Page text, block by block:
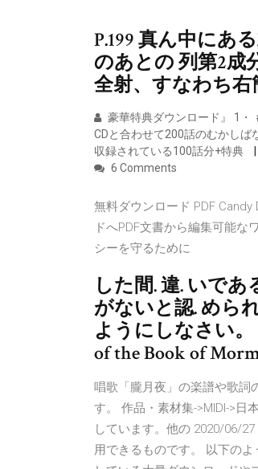
P.199 真ん中にあ
のあとの 列第2成
全射、すなわち右
豪華特典ダウンロード』 1・
CDと合わせて200話のむかしば
収録されている100話分+特典
6 Comments
無料ダウンロード PDF
ドへPDF文書から編集可能
シーを守るために
した間. 違. いで
がないと認. めら
ようにしなさい。
of the Book of
唱歌「朧月夜」の楽譜や歌詞
す。 作品・素材集->MIDI->日
しています。他の 2020/06/
用できるものです。 以下の